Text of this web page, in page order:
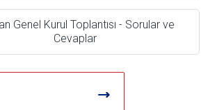
Genel Kurul Toplantısı - Sorular ve
Cevaplar